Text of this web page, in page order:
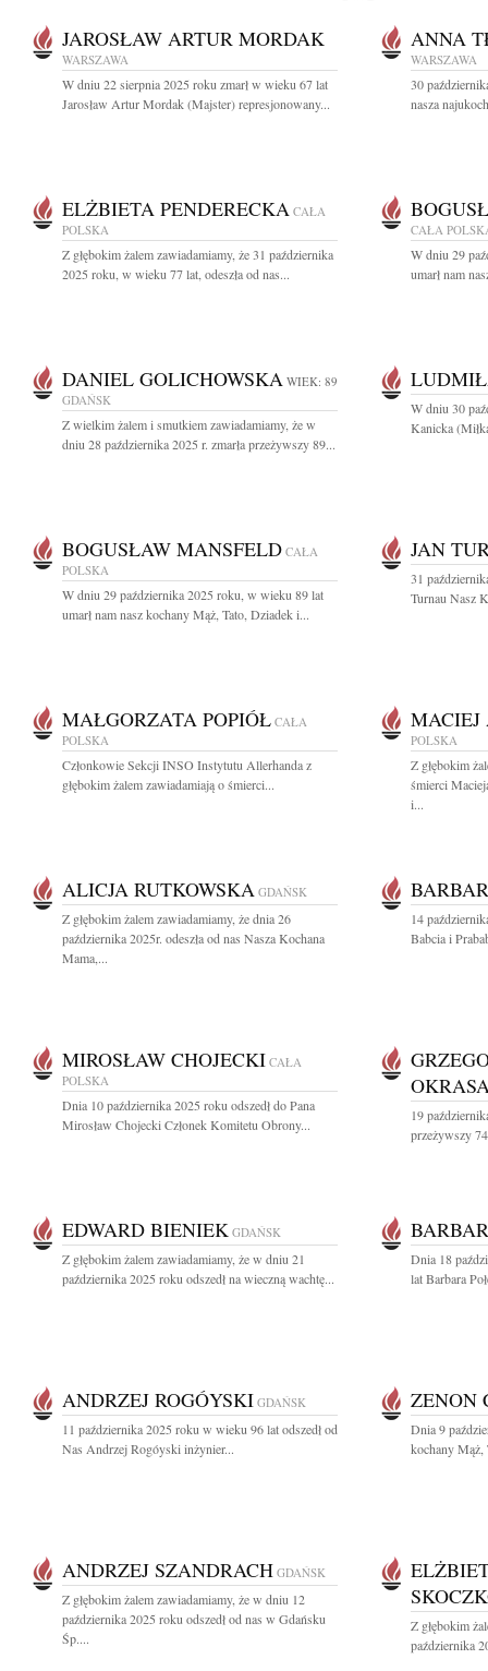
JAROSŁAW ARTUR MORDAK
WARSZAWA
W dniu 22 sierpnia 2025 roku zmarł w wieku 67 lat
Jarosław Artur Mordak (Majster) represjonowany...
ANNA
WARSZAWA
30
nasza
ELŻBIETA PENDERECKA CAŁA
POLSKA
Z głębokim żalem zawiadamiamy, że 31 października
2025 roku, w wieku 77 lat, odeszła od nas...
CAŁA
W dniu 29
umarł nam
DANIEL GOLICHOWSKA WIEK: 89
GDAŃSK
Z wielkim żalem i smutkiem zawiadamiamy, że w
dniu 28 października 2025 r. zmarła przeżywszy 89...
W dniu 30
Kanicka
BOGUSŁAW MANSFELD CAŁA
POLSKA
W dniu 29 października 2025 roku, w wieku 89 lat
umarł nam nasz kochany Mąż, Tato, Dziadek i...
JAN
31
Turnau Nasz
MAŁGORZATA POPIÓŁ CAŁA
POLSKA
Członkowie Sekcji INSO Instytutu Allerhanda z
głębokim żalem zawiadamiają o śmierci...
POLSKA
Z głębokim
śmierci
i...
ALICJA RUTKOWSKA GDAŃSK
Z głębokim żalem zawiadamiamy, że dnia 26
października 2025r. odeszła od nas Nasza Kochana
Mama,...
14
Babcia i
MIROSŁAW CHOJECKI CAŁA
POLSKA
Dnia 10 października 2025 roku odszedł do Pana
Mirosław Chojecki Członek Komitetu Obrony...
19
przeżywszy
EDWARD BIENIEK GDAŃSK
Z głębokim żalem zawiadamiamy, że w dniu 21
października 2025 roku odszedł na wieczną wachtę...
Dnia 18
lat Barbara
ANDRZEJ ROGÓYSKI GDAŃSK
11 października 2025 roku w wieku 96 lat odszedł od
Nas Andrzej Rogóyski inżynier...
ZENON
Dnia 9
kochany Mąż,
ANDRZEJ SZANDRACH GDAŃSK
Z głębokim żalem zawiadamiamy, że w dniu 12
października 2025 roku odszedł od nas w Gdańsku
Śp....
Z głębokim
października